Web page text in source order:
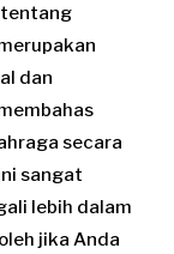
tentang
dan
secara
sangat
lebih dalam
jika Anda